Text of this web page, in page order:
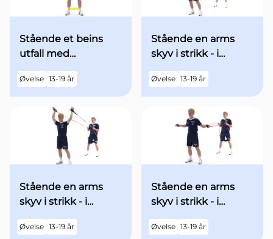
Stående et beins
utfall med
utgangsstilling
Øvelse 13-19 år
Stående en arms
skyv i strikk - i
begge armene over
hodet - med økt fart
Øvelse 13-19 år
Stående en arms
skyv i strikk - i
utgangsstilling med
begge armene over
Øvelse 13-19 år
Stående en arms
skyv i strikk - i
utgangsstilling med
begge armene
Øvelse 13-19 år